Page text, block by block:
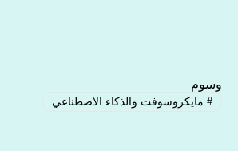
وسوم
#مايكروسوفت والذكاء الاصطناعي